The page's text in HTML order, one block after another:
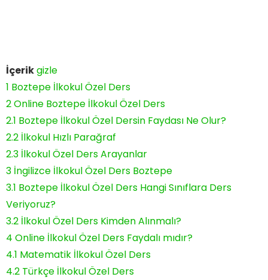
İçerikgizle
1 Boztepe İlkokul Özel Ders
2Online Boztepe İlkokul Özel Ders
2.1 Boztepe İlkokul Özel Dersin Faydası Ne Olur?
2.2 İlkokul Hızlı Parağraf
2.3 İlkokul Özel Ders Arayanlar
3 İngilizce İlkokul Özel Ders Boztepe
3.1 Boztepe İlkokul Özel Ders Hangi Sınıflara Ders
Veriyoruz?
3.2 İlkokul Özel Ders Kimden Alınmalı?
4 Online İlkokul Özel Ders Faydalı mıdır?
4.1 Matematik İlkokul Özel Ders
4.2 Türkçe İlkokul Özel Ders